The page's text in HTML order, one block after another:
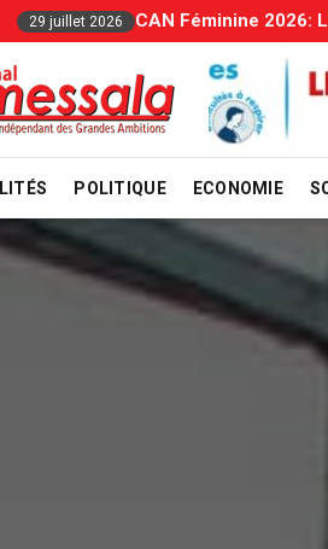
POLITIQUE ECONOMIE
29 juillet 2026 Allocations